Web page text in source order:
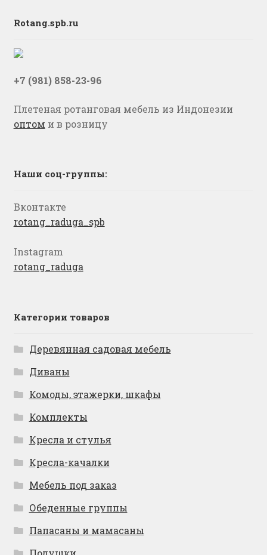
Rotang.spb.ru
+7 (981) 858-23-96
Плетеная ротанговая мебель из Индонезии
оптом и в розницу
Наши соц-группы:
Вконтакте
rotang_raduga_spb
Instagram
rotang_raduga
Категории товаров
Деревянная садовая мебель
Диваны
Комоды, этажерки, шкафы
Комплекты
Кресла и стулья
Кресла-качалки
Мебель под заказ
Обеденные группы
Папасаны и мамасаны